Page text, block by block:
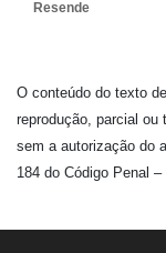
Resende
O conteúdo do texto
reprodução, parcial
sem a autorização do
184 do Código Penal –